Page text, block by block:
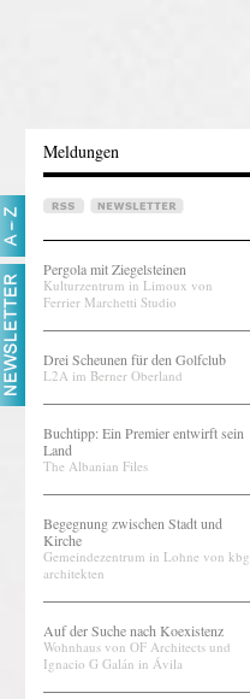
Meldungen
Pergola mit Ziegelsteinen
Kulturzentrum in Limoux von
Ferrier Marchetti Studio
Drei Scheunen für den Golfclub
L2A im Berner Oberland
Buchtipp: Ein Premier entwirft sein
Land
The Albanian Files
Begegnung zwischen Stadt und
Kirche
Gemeindezentrum in Lohne von kbg
architekten
Auf der Suche nach Koexistenz
Wohnhaus von OF Architects und
Ignacio G Galán in Ávila